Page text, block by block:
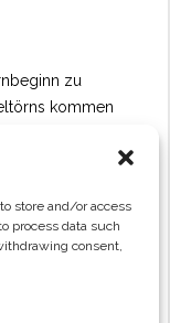
store and/or access
process data such
consent,
zu
kommen